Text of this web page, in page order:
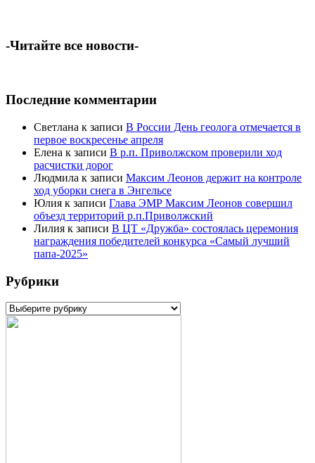
-Читайте все новости-
Последние комментарии
Светлана к записи В России День геолога отмечается в
первое воскресенье апреля
Елена к записи В р.п. Приволжском проверили ход
расчистки дорог
Людмила к записи Максим Леонов держит на контроле
ход уборки снега в Энгельсе
Юлия к записи Глава ЭМР Максим Леонов совершил
объезд территорий р.п.Приволжский
Лилия к записи В ЦТ «Дружба» состоялась церемония
награждения победителей конкурса «Самый лучший
папа-2025»
Рубрики
Рубрики